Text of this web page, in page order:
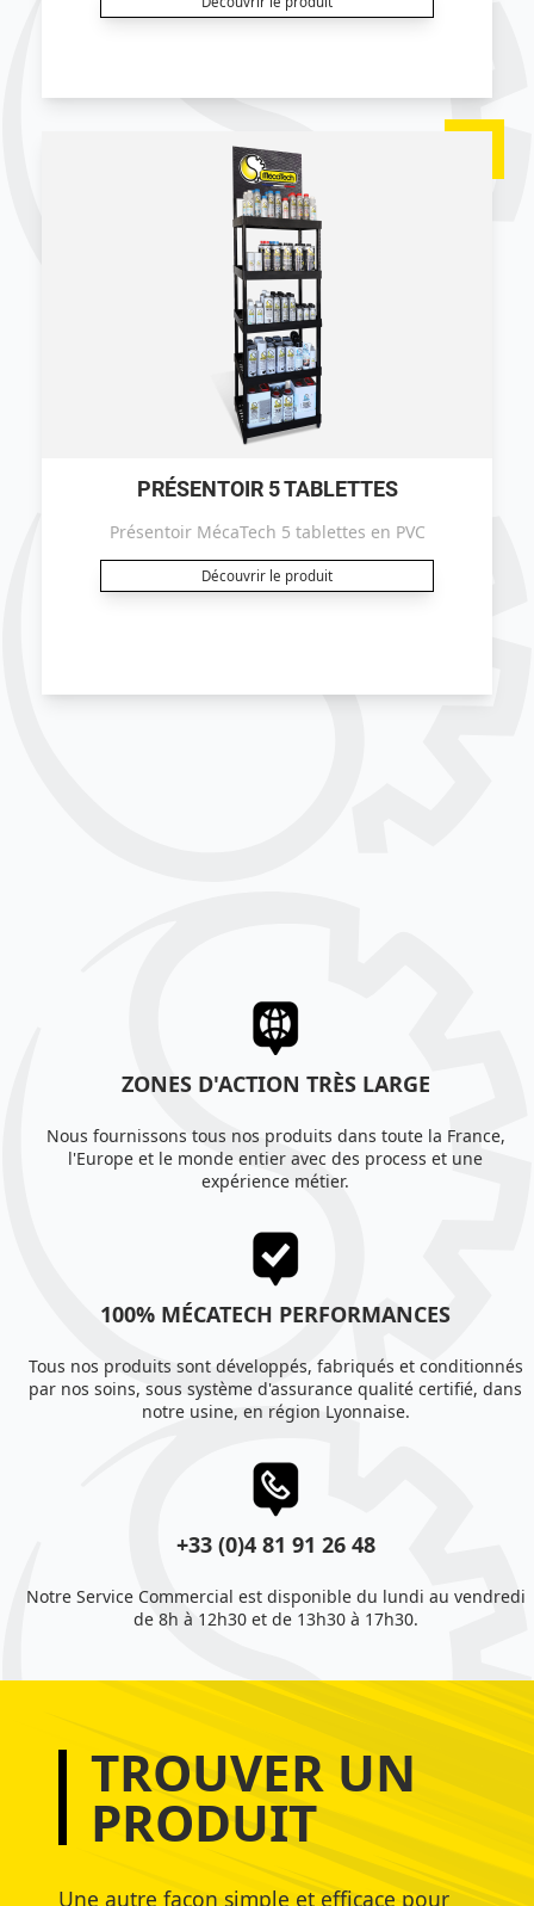
PRÉSENTOIR 5 TABLETTES
Présentoir MécaTech 5 tablettes en PVC
Découvrir le produit
ZONES D'ACTION TRÈS LARGE
Nous fournissons tous nos produits dans toute la France,
l'Europe et le monde entier avec des process et une
expérience métier.
100% MÉCATECH PERFORMANCES
Tous nos produits sont développés, fabriqués et conditionnés
par nos soins, sous système d'assurance qualité certifié, dans
notre usine, en région Lyonnaise.
+33 (0)4 81 91 26 48
Notre Service Commercial est disponible du lundi au vendredi
de 8h à 12h30 et de 13h30 à 17h30.
TROUVER UN
PRODUIT
Une autre façon simple et efficace pour